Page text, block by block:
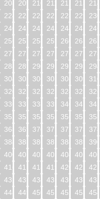
208
209 210 211 212 213 214
224
225 226 227 228 229 230
240
241 242 243 244 245 246
256
257 258 259 260 261 262
272
273 274 275 276 277 278
288
289 290 291 292 293 294
304
305 306 307 308 309 310
320
321 322 323 324 325 326
336
337 338 339 340 341 342
352
353 354 355 356 357 358
368
369 370 371 372 373 374
384
385 386 387 388 389 390
400
401 402 403 404 405 406
416
417 418 419 420 421 422
432
433 434 435 436 437 438
448
449 450 451 452 453 454